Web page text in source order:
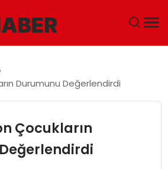
Durumunu Değerlendirdi
Çocukların